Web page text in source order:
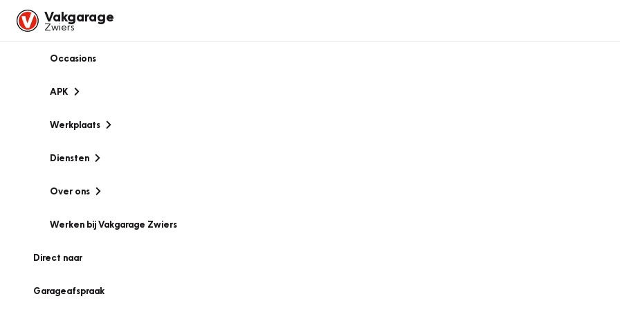
Vakgarage
Zwiers
Occasions
APK
Werkplaats
Diensten
Over ons
Werken bij Vakgarage Zwiers
Direct naar
Garageafspraak